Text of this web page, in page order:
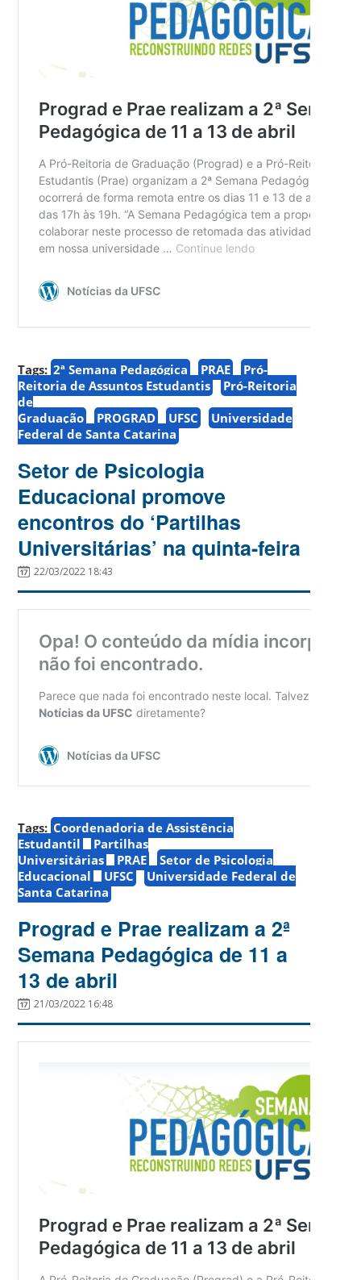
Tags: 2ª Semana Pedagógica PRAE
Pró-
Reitoria de Assuntos Estudantis
Pró-Reitoria
de
Graduação
PROGRAD UFSC
Universidade
Federal de Santa Catarina
Setor de Psicologia
Educacional promove
encontros do ‘Partilhas
Universitárias’ na quinta-feira
22/03/2022 18:43
Tags: Coordenadoria de Assistência
Estudantil
Partilhas
Universitárias
PRAE
Setor de Psicologia
Educacional
UFSC
Universidade Federal de
Santa Catarina
Prograd e Prae realizam a 2ª
Semana Pedagógica de 11 a
13 de abril
21/03/2022 16:48